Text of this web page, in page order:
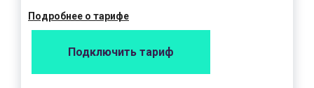
Подробнее о тарифе
Подключить тариф